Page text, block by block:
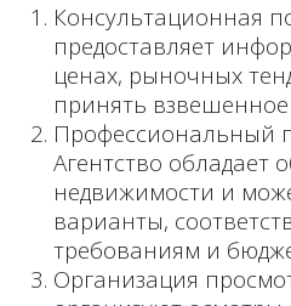
Консультационная
предоставляет
ценах, рыночных
принять
Профессиональный
Агентство обладает
недвижимости и
варианты,
требованиям и
Организация